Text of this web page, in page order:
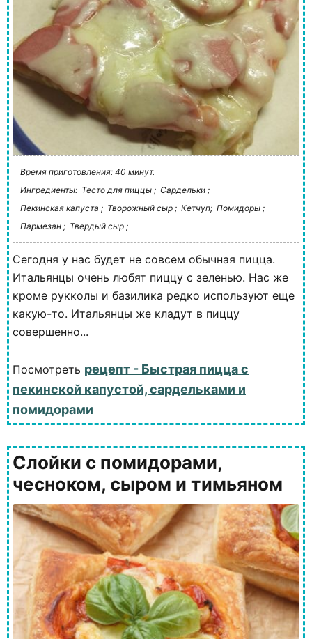
Время приготовления: 40 минут.
Ингредиенты: Тесто для пиццы ; Сардельки ;
Пекинская капуста ; Творожный сыр ; Кетчуп; Помидоры ;
Пармезан ; Твердый сыр ;
Сегодня у нас будет не совсем обычная пицца.
Итальянцы очень любят пиццу с зеленью. Нас же
кроме рукколы и базилика редко используют еще
какую-то. Итальянцы же кладут в пиццу
совершенно...
Посмотреть рецепт - Быстрая пицца с
пекинской капустой, сардельками и
помидорами
Слойки с помидорами,
чесноком, сыром и тимьяном